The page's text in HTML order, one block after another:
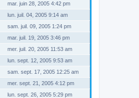
mar. juin 28, 2005 4:42 pm
lun. juil. 04, 2005 9:14 am
sam. juil. 09, 2005 1:24 pm
mar. juil. 19, 2005 3:46 pm
mer. juil. 20, 2005 11:53 am
lun. sept. 12, 2005 9:53 am
sam. sept. 17, 2005 12:25 am
mer. sept. 21, 2005 4:12 pm
lun. sept. 26, 2005 5:29 pm